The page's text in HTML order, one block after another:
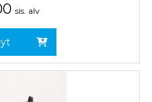
sis. alv